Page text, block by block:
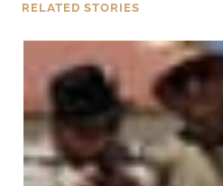
RELATED STORIES